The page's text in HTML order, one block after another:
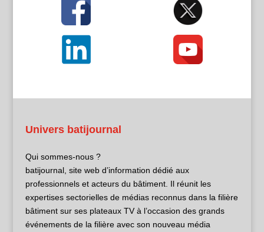
Univers batijournal
Qui sommes-nous ?
batijournal, site web d’information dédié aux
professionnels et acteurs du bâtiment. Il réunit les
expertises sectorielles de médias reconnus dans la filière
bâtiment sur ses plateaux TV à l’occasion des grands
événements de la filière avec son nouveau média